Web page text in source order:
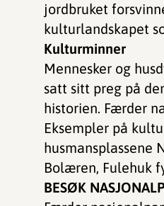
jordbruket
kulturlandskapet
Kulturminner
Mennesker og
satt sitt preg på
historien. Færder
Eksempler på
husmansplassene
Bolæren, Fulehuk
BESØK